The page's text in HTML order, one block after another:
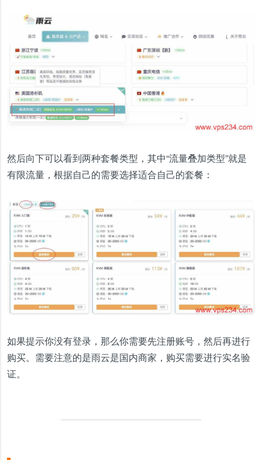
然后向下可以看到两种套餐类型，其中“流量叠加类型”就是
有限流量，根据自己的需要选择适合自己的套餐：
如果提示你没有登录，那么你需要先注册账号，然后再进行
购买。需要注意的是雨云是国内商家，购买需要进行实名验
证。